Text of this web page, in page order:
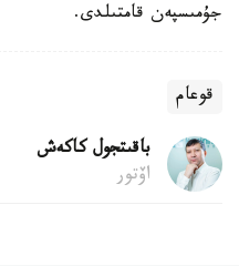
جۇمىسپەن قامتىلدى.
قوعام
باقىتجول كاكەش
اۆتور